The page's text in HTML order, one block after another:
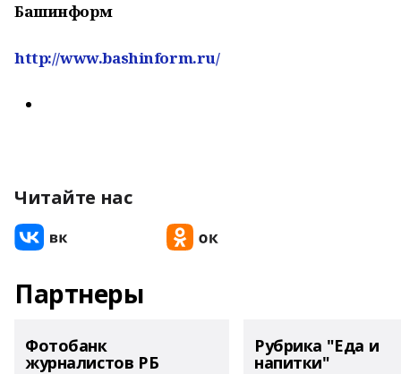
Башинформ
http://www.bashinform.ru/
Читайте нас
Партнеры
Фотобанк
журналистов РБ
Рубрика "Еда и
напитки"